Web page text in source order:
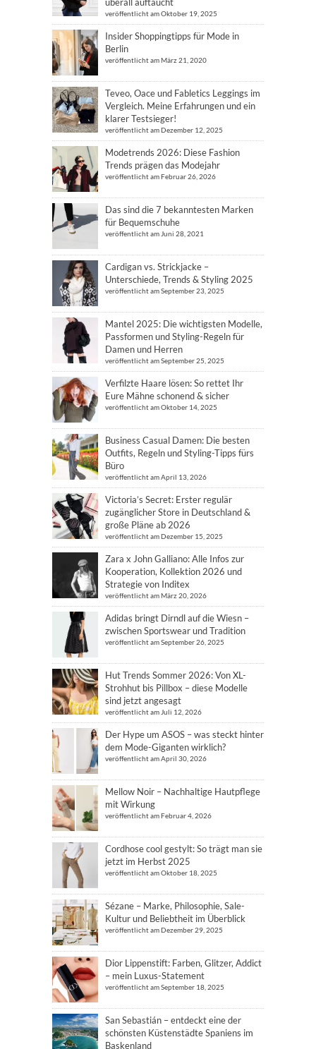
veröffentlicht am Oktober 19, 2025
Insider Shoppingtipps für Mode in
Berlin
veröffentlicht am März 21, 2020
Teveo, Oace und Fabletics Leggings im
Vergleich. Meine Erfahrungen und ein
klarer Testsieger!
veröffentlicht am Dezember 12, 2025
Modetrends 2026: Diese Fashion
Trends prägen das Modejahr
veröffentlicht am Februar 26, 2026
Das sind die 7 bekanntesten Marken
für Bequemschuhe
veröffentlicht am Juni 28, 2021
Cardigan vs. Strickjacke –
Unterschiede, Trends & Styling 2025
veröffentlicht am September 23, 2025
Mantel 2025: Die wichtigsten Modelle,
Passformen und Styling-Regeln für
Damen und Herren
veröffentlicht am September 25, 2025
Verfilzte Haare lösen: So rettet Ihr
Eure Mähne schonend & sicher
veröffentlicht am Oktober 14, 2025
Business Casual Damen: Die besten
Outfits, Regeln und Styling-Tipps fürs
Büro
veröffentlicht am April 13, 2026
Victoria’s Secret: Erster regulär
zugänglicher Store in Deutschland &
große Pläne ab 2026
veröffentlicht am Dezember 15, 2025
Zara x John Galliano: Alle Infos zur
Kooperation, Kollektion 2026 und
Strategie von Inditex
veröffentlicht am März 20, 2026
Adidas bringt Dirndl auf die Wiesn –
zwischen Sportswear und Tradition
veröffentlicht am September 26, 2025
Hut Trends Sommer 2026: Von XL-
Strohhut bis Pillbox – diese Modelle
sind jetzt angesagt
veröffentlicht am Juli 12, 2026
Der Hype um ASOS – was steckt hinter
dem Mode-Giganten wirklich?
veröffentlicht am April 30, 2026
Mellow Noir – Nachhaltige Hautpflege
mit Wirkung
veröffentlicht am Februar 4, 2026
Cordhose cool gestylt: So trägt man sie
jetzt im Herbst 2025
veröffentlicht am Oktober 18, 2025
Sézane – Marke, Philosophie, Sale-
Kultur und Beliebtheit im Überblick
veröffentlicht am Dezember 29, 2025
Dior Lippenstift: Farben, Glitzer, Addict
– mein Luxus-Statement
veröffentlicht am September 18, 2025
San Sebastián – entdeckt eine der
schönsten Küstenstädte Spaniens im
Baskenland